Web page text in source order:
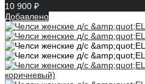
10 900 ₽
Добавлено